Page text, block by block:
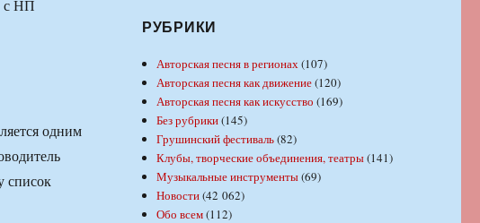
одним
список
РУБРИКИ
Авторская песня в регионах(107)
Авторская песня как движение(120)
Авторская песня как искусство (169)
Без рубрики(145)
Грушинский фестиваль(82)
Клубы, творческие объединения, театры(141)
Музыкальные инструменты(69)
Новости(42 062)
Обо всем(112)